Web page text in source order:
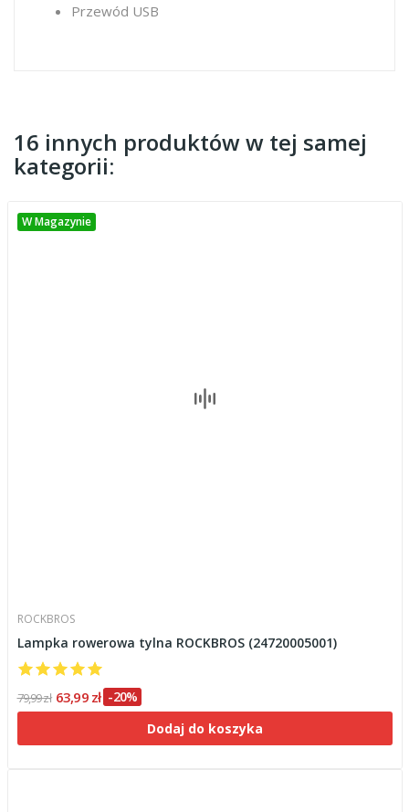
Przewód USB
16 innych produktów w tej samej
kategorii:
W Magazynie
ROCKBROS
Lampka rowerowa tylna ROCKBROS (24720005001)
79,99 zł 63,99 zł -20%
Dodaj do koszyka